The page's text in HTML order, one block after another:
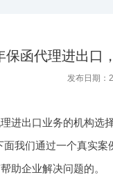
保函代理进出口
发布日期：
进出口业务的机构
我们通过一个真实
助企业解决问题的。